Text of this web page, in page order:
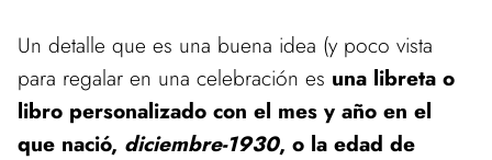
Un detalle que es una buena idea (y poco vista
para regalar en una celebración es una libreta o
libro personalizado con el mes y año en el
que nació, diciembre-1930, o la edad de